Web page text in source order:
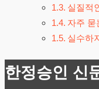
실질적
자주 묻
실수하
한정승인 신